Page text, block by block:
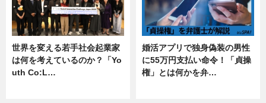
世界を変える若手社会起業家
は何を考えているのか？「Yo
uth Co:L…
婚活アプリで独身偽装の男性
に55万円支払い命令！「貞操
権」とは何かを弁…